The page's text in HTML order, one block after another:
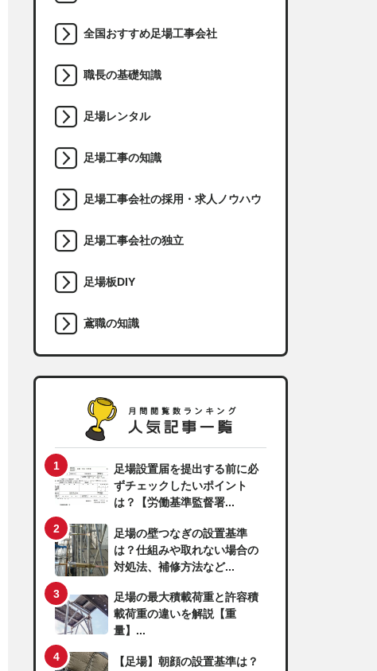
全国おすすめ足場工事会社
職長の基礎知識
足場レンタル
足場工事の知識
足場工事会社の採用・求人ノウハウ
足場工事会社の独立
足場板DIY
鳶職の知識
足場設置届を提出する前に必
ずチェックしたいポイント
は？【労働基準監督署...
足場の壁つなぎの設置基準
は？仕組みや取れない場合の
対処法、補修方法など...
足場の最大積載荷重と許容積
載荷重の違いを解説【重
量】...
【足場】朝顔の設置基準は？